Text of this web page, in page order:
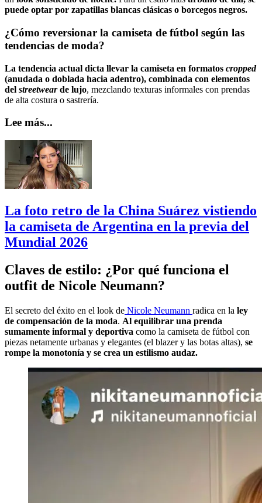
puede optar por zapatillas blancas clásicas o borcegos negros.
¿Cómo reversionar la camiseta de fútbol según las
tendencias de moda?
La tendencia actual dicta llevar la camiseta en formatos cropped
(anudada o doblada hacia adentro), combinada con elementos
del streetwearde lujo, mezclando texturas informales con prendas
de alta costura o sastrería.
Lee más...
La foto retro de la China Suárez vistiendo
la camiseta de Argentina en la previa del
Mundial 2026
Claves de estilo: ¿Por qué funciona el
outfit de Nicole Neumann?
El secreto del éxito en el look de Nicole Neumann radica en la ley
de compensación de la moda. Al equilibrar una prenda
sumamente informal y deportiva como la camiseta de fútbol con
piezas netamente urbanas y elegantes (el blazer y las botas altas), se
rompe la monotonía y se crea un estilismo audaz.